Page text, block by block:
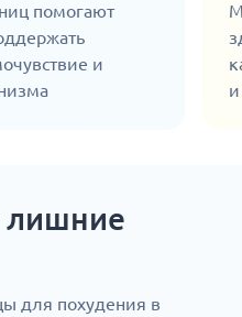
помогают
и
лишние
для похудения в